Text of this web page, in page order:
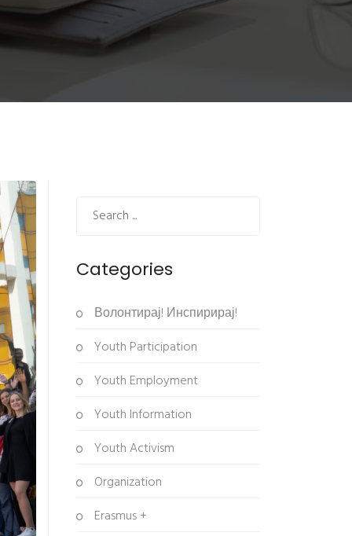
Categories
Волонтирај! Инспирирај!
Youth Participation
Youth Employment
Youth Information
Youth Activism
Organization
Erasmus +